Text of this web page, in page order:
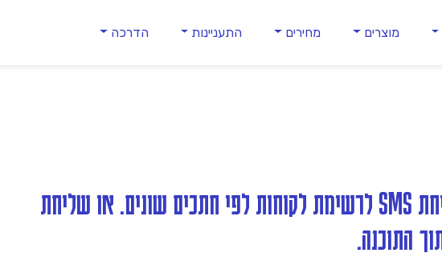
מוצרים מחירים התעניינות הדרכה
מודול שליחת SMS מאפשר שליחת SMS לרשימת לקוחות לפי חתכים שונים. או שליחת